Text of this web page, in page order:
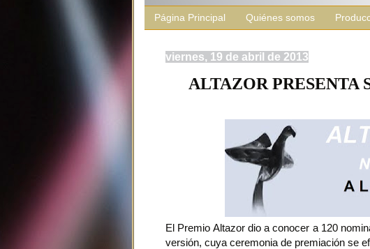
Página Principal Quiénes somos
viernes, 19 de abril de 2013
ALTAZOR PRESENTA
El Premio Altazor dio a conocer a 120
versión, cuya ceremonia de premiación se